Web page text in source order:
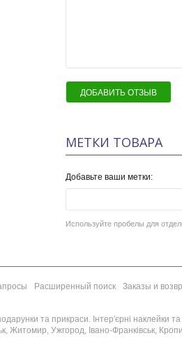
ДОБАВИТЬ ОТЗЫВ
МЕТКИ ТОВАРА
Добавьте ваши метки:
Используйте пробелы для
Расширенный поиск Заказы и
та прикраси. Інтер'єрні наклейки
Житомир, Ужгород, Івано-Франківськ,